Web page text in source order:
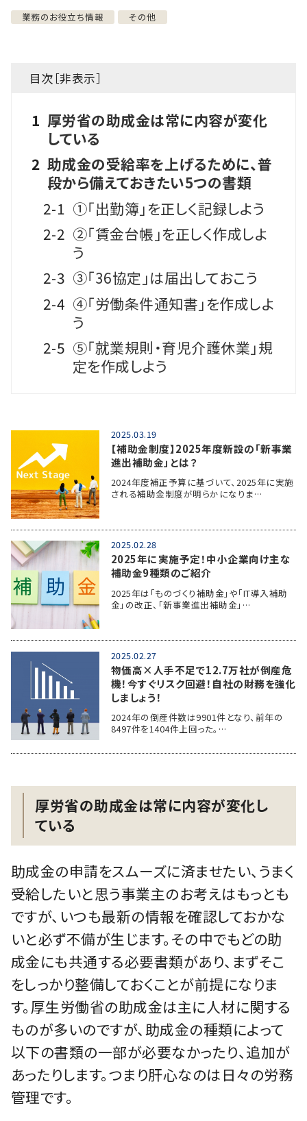
業務のお役立ち情報 その他
目次［非表示］
1 厚労省の助成金は常に内容が変化
している
2 助成金の受給率を上げるために、普
段から備えておきたい5つの書類
2-1 ①「出勤簿」を正しく記録しよう
2-2 ②「賃金台帳」を正しく作成しよ
う
2-3 ③「36協定」は届出しておこう
2-4 ④「労働条件通知書」を作成しよ
う
2-5 ⑤「就業規則・育児介護休業」規
定を作成しよう
2025.03.19
【補助金制度】2025年度新設の「新事業
進出補助金」とは？
2024年度補正予算に基づいて、2025年に実施
される補助金制度が明らかになりま…
2025.02.28
2025年に実施予定！中小企業向け主な
補助金9種類のご紹介
2025年は「ものづくり補助金」や「IT導入補助
金」の改正、「新事業進出補助金」…
2025.02.27
物価高×人手不足で12.7万社が倒産危
機！今すぐリスク回避！自社の財務を強化
しましょう！
2024年の倒産件数は9901件となり、前年の
8497件を1404件上回った。…
厚労省の助成金は常に内容が変化し
ている
助成金の申請をスムーズに済ませたい、うまく
受給したいと思う事業主のお考えはもっとも
ですが、いつも最新の情報を確認しておかな
いと必ず不備が生じます。その中でもどの助
成金にも共通する必要書類があり、まずそこ
をしっかり整備しておくことが前提になりま
す。厚生労働省の助成金は主に人材に関する
ものが多いのですが、助成金の種類によって
以下の書類の一部が必要なかったり、追加が
あったりします。つまり肝心なのは日々の労務
管理です。